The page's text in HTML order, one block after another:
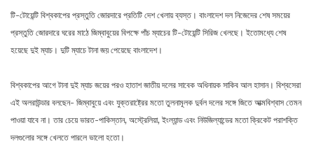
টি-টোয়েন্টি বিশ্বকাপের প্রস্তুতি জোরদারে প্রতিটি দেশ খেলায় ব্যস্ত। বাংলাদেশ দল নিজেদের শেষ সময়ের
প্রস্তুতি জোরদারে ঘরের মাঠে জিম্বাবুয়ের বিপক্ষে পাঁচ ম্যাচের টি-টোয়েন্টি সিরিজ খেলছে। ইতোমধ্যে শেষ
হয়েছে দুই ম্যাচ। দুটি ম্যাচে টানা জয় পেয়েছে বাংলাদেশ।
বিশ্বকাপের আগে টানা দুই ম্যাচ জয়ের পরও হাতাশ জাতীয় দলের সাবেক অধিনায়ক সাকিব আল হাসান। বিশ্বসেরা
এই অলরাউন্ডার বলছেন- জিম্বাবুয়ে এবং যুক্তরাষ্ট্রের মতো তুলনামূলক দুর্বল দলের সঙ্গে জিতে আত্মবিশ্বাস তেমন
পাওয়া যাবে না। তার চেয়ে ভারত-পাকিস্তান, অস্ট্রেলিয়া, ইংল্যান্ড এবং নিউজিল্যান্ডের মতো ক্রিকেট পরাশক্তি
দলগুলোর সঙ্গে খেলতে পারলে ভালো হতো।